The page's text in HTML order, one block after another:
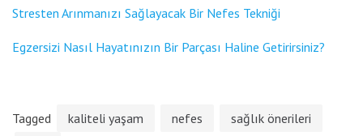
Stresten Arınmanızı Sağlayacak Bir Nefes Tekniği
Egzersizi Nasıl Hayatınızın Bir Parçası Haline Getirirsiniz?
Tagged kaliteli yaşam nefes
sağlık önerileri